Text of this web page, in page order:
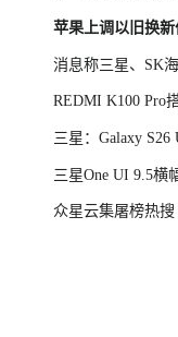
苹果上调以旧换
消息称三星、SK
REDMI K100 Pro
三星：Galaxy
三星One UI 9.5横
众星云集屠榜热搜